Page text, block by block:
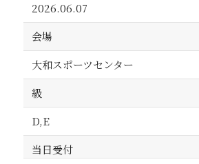
2026.06.07
会場
大和スポーツセンター
級
D,E
当日受付